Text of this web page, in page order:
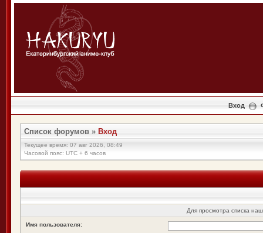
Вход
Список форумов » Вход
Текущее время: 07 авг 2026, 08:49
Часовой пояс: UTC + 6 часов
Для просмотра списка
Имя пользователя: